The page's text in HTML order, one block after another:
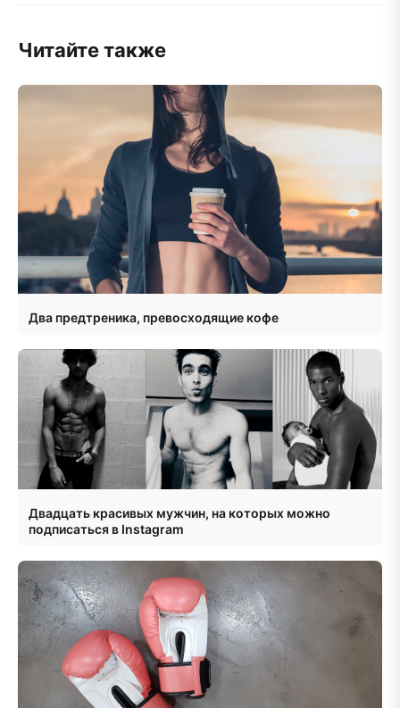
Читайте также
Два предтреника, превосходящие кофе
Двадцать красивых мужчин, на которых можно
подписаться в Instagram